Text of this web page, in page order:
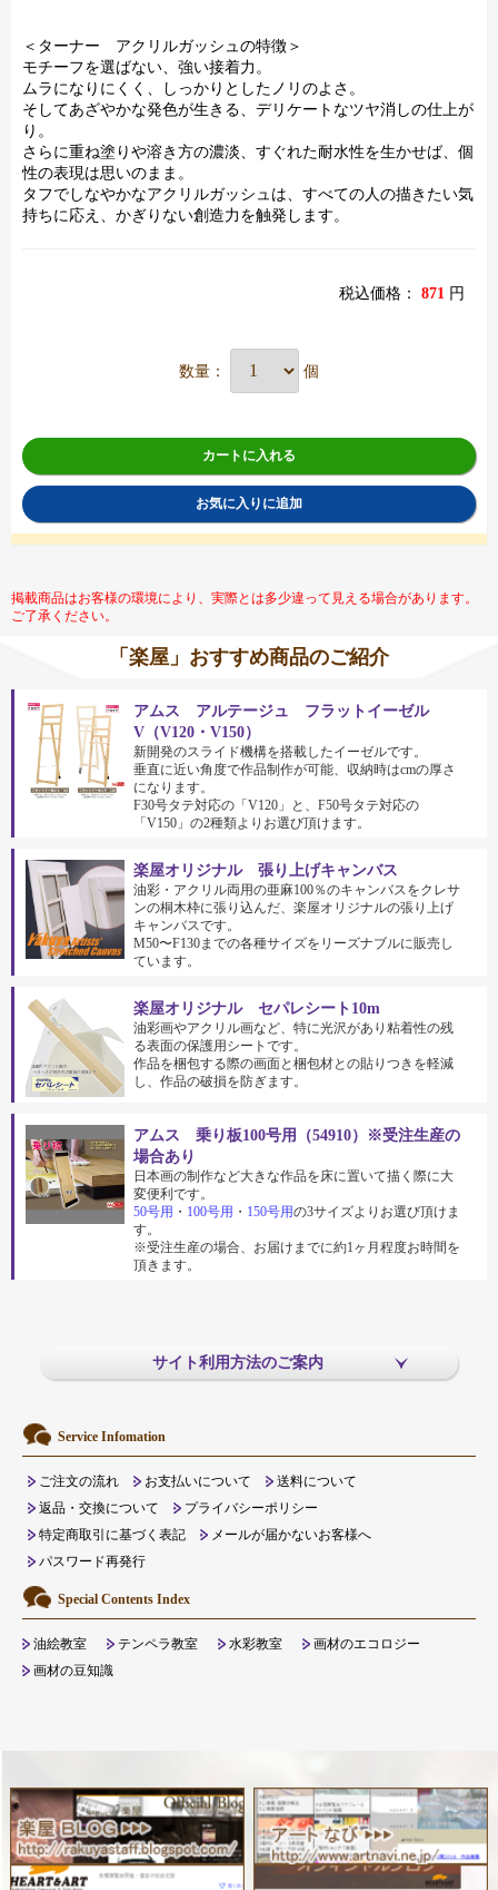
＜ターナー アクリルガッシュの特徴＞
モチーフを選ばない、強い接着力。
ムラになりにくく、しっかりとしたノリのよさ。
そしてあざやかな発色が生きる、デリケートなツヤ消しの仕上が
り。
さらに重ね塗りや溶き方の濃淡、すぐれた耐水性を生かせば、個
性の表現は思いのまま。
タフでしなやかなアクリルガッシュは、すべての人の描きたい気
持ちに応え、かぎりない創造力を触発します。
税込価格： 871 円
数量： 個
カートに入れる
お気に入りに追加
掲載商品はお客様の環境により、実際とは多少違って見える場合があります。
ご了承ください。
「楽屋」おすすめ商品のご紹介
アムス アルテージュ フラットイーゼル
V（V120・V150）
新開発のスライド機構を搭載したイーゼルです。
垂直に近い角度で作品制作が可能、収納時はcmの厚さ
になります。
F30号タテ対応の「V120」と、F50号タテ対応の
「V150」の2種類よりお選び頂けます。
楽屋オリジナル 張り上げキャンバス
油彩・アクリル両用の亜麻100％のキャンバスをクレサ
ンの桐木枠に張り込んだ、楽屋オリジナルの張り上げ
キャンバスです。
M50〜F130までの各種サイズをリーズナブルに販売し
ています。
楽屋オリジナル セパレシート10m
油彩画やアクリル画など、特に光沢があり粘着性の残
る表面の保護用シートです。
作品を梱包する際の画面と梱包材との貼りつきを軽減
し、作品の破損を防ぎます。
アムス 乗り板100号用（54910）※受注生産の
場合あり
日本画の制作など大きな作品を床に置いて描く際に大
変便利です。
50号用 ・ 100号用 ・ 150号用の3サイズよりお選び頂けま
す。
※受注生産の場合、お届けまでに約1ヶ月程度お時間を
頂きます。
サイト利用方法のご案内
Service Infomation
ご注文の流れ お支払いについて
送料について
返品・交換について
プライバシーポリシー
特定商取引に基づく表記
メールが届かないお客様へ
パスワード再発行
Special Contents Index
油絵教室 テンペラ教室 水彩教室
画材のエコロジー
画材の豆知識